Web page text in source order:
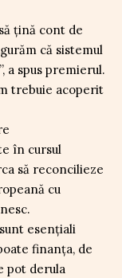
țină cont de
că sistemul
a spus premierul.
trebuie acoperit
în cursul
să reconcilieze
cu
esențiali
finanța, de
pot derula